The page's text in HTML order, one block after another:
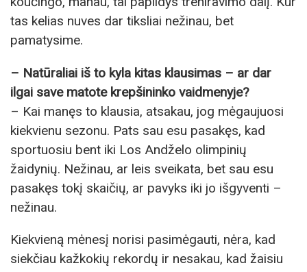
tas kelias nuves dar tiksliai nežinau, bet
pamatysime.
– Natūraliai iš to kyla kitas klausimas – ar dar
ilgai save matote krepšininko vaidmenyje?
– Kai manęs to klausia, atsakau, jog mėgaujuosi
kiekvienu sezonu. Pats sau esu pasakęs, kad
sportuosiu bent iki Los Andželo olimpinių
žaidynių. Nežinau, ar leis sveikata, bet sau esu
pasakęs tokį skaičių, ar pavyks iki jo išgyventi –
nežinau.
Kiekvieną mėnesį norisi pasimėgauti, nėra, kad
siekčiau kažkokių rekordų ir nesakau, kad žaisiu